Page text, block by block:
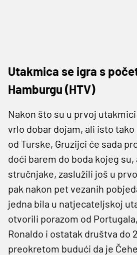
Utakmica se igra s
Hamburgu (HTV)
Nakon što su u prvoj
vrlo dobar dojam, ali isto tako
od Turske, Gruzijci će sada
doći barem do boda kojeg
stručnjake, zaslužili još u
pak nakon pet vezanih
jedna bila u natjecateljskoj
otvorili porazom od
Ronaldo i ostatak društva do
preokretom budući da je